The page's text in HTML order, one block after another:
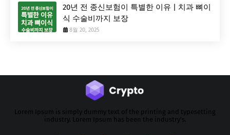
20년 전 종신보험이 특별한 이유 | 치과 뼈이
식 수술비까지 보장
8월 20, 2025
Lorem Ipsum is simply dummy text of the printing and typesetting
industry. Lorem Ipsum has been the industry's.